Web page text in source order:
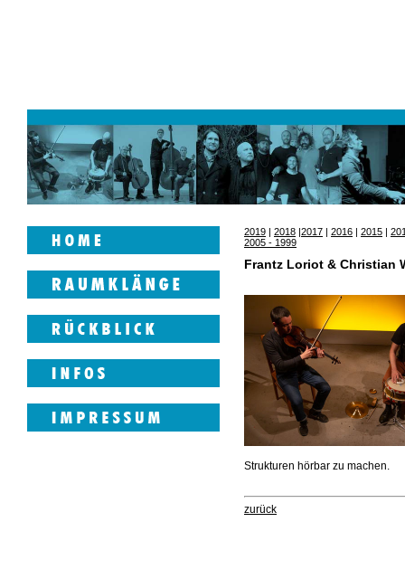
2019 | 2018 |2017 | 2016 | 2015 |
2005 - 1999
Frantz Loriot & Christian
Strukturen hörbar zu machen.
zurück